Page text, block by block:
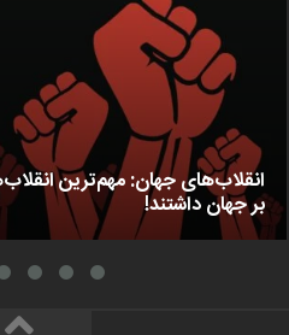
انقلاب‌های جهان: مهم‌ترین
بر جهان داشتند!